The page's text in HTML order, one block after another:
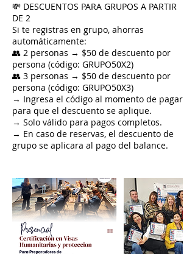
💸 DESCUENTOS PARA GRUPOS A PARTIR
DE 2
Si te registras en grupo, ahorras
automáticamente:
👥 2 personas → $50 de descuento por
persona (código: GRUPO50X2)
👥 3 personas → $50 de descuento por
persona (código: GRUPO50X3)
→ Ingresa el código al momento de pagar
para que el descuento se aplique.
→ Solo válido para pagos completos.
→ En caso de reservas, el descuento de
grupo se aplicara al pago del balance.